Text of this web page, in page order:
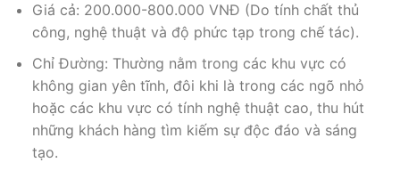
Giá cả: 200.000-800.000 VNĐ (Do tính chất thủ
công, nghệ thuật và độ phức tạp trong chế tác).
Chỉ Đường: Thường nằm trong các khu vực có
không gian yên tĩnh, đôi khi là trong các ngõ nhỏ
hoặc các khu vực có tính nghệ thuật cao, thu hút
những khách hàng tìm kiếm sự độc đáo và sáng
tạo.